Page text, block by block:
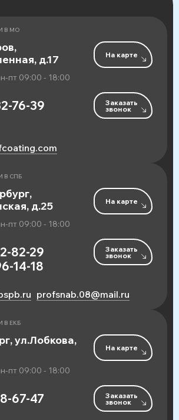
В МО
д.17
пт 09:00 - 18:00
На карте
76-39 Заказать
звонок
В СПБ
д.25
пт 09:00 - 18:00
На карте
82-29
14-18
Заказать
звонок
profsnab.08@mail.ru
В ЕКБ
ул.Лобкова,
пт 09:00 - 18:00
На карте
67-47 Заказать
звонок